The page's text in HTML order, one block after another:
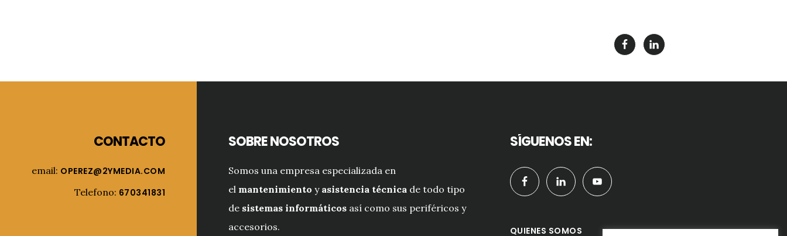
CONTACTO
email: OPEREZ@2YMEDIA.COM
Telefono: 670341831
SOBRE NOSOTROS
Somos una empresa especializada en
el mantenimiento y asistencia técnica de todo tipo
de sistemas informáticos así como sus periféricos y
accesorios.
SÍGUENOS EN:
QUIENES SOMOS